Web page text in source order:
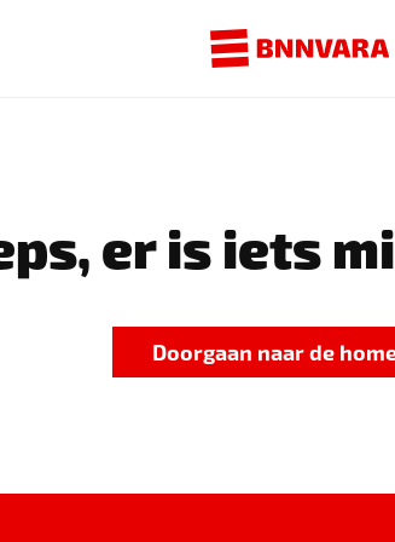
er is iets
Doorgaan naar de